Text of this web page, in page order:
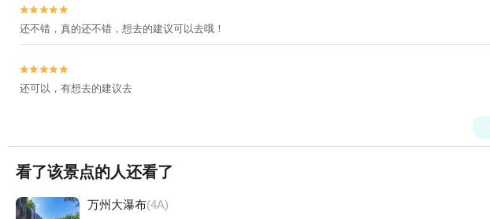


还不错，真的还不错，想去的建议可以去哦！


还可以，有想去的建议去
看了该景点的人还看了
万州大瀑布(4A)